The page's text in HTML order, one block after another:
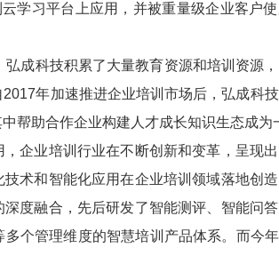
习平台上应用，并被重量级企业客户使
科技积累了大量教育资源和培训资源
年加速推进企业培训市场后，弘成科
帮助合作企业构建人才成长知识生态成为
业培训行业在不断创新和变革，呈现出
术和智能化应用在企业培训领域落地创
度融合，先后研发了智能测评、智能问
个管理维度的智慧培训产品体系。而今